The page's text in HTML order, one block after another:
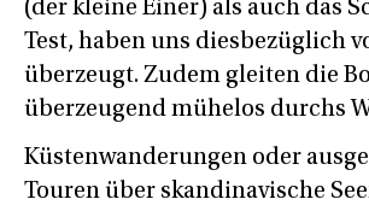
(der kleine Einer) als auch das
Test, haben uns diesbezüglich
überzeugt. Zudem gleiten die
überzeugend mühelos durchs
Küstenwanderungen oder
Touren über skandinavische